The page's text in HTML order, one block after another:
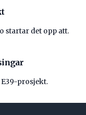
startar det opp att.
prosjekt.